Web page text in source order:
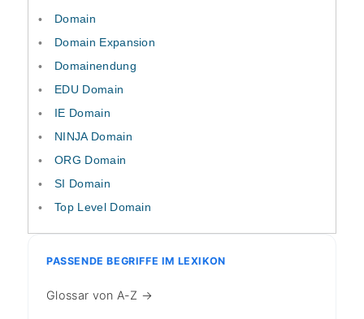
Domain
Domain Expansion
Domainendung
EDU Domain
IE Domain
NINJA Domain
ORG Domain
SI Domain
Top Level Domain
PASSENDE BEGRIFFE IM LEXIKON
Glossar von A-Z →